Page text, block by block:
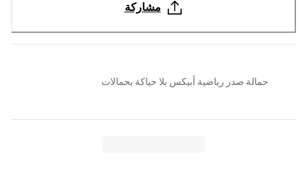
مشاركة
حمالة صدر رياضية أبيكس بلا حياكة بحمالات